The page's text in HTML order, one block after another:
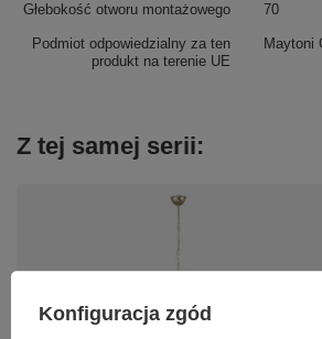
Podmiot odpowiedzialny za ten
produkt na terenie UE
Maytoni
Głebokość otworu montażowego 70
Z tej samej serii:
Konfiguracja zgód